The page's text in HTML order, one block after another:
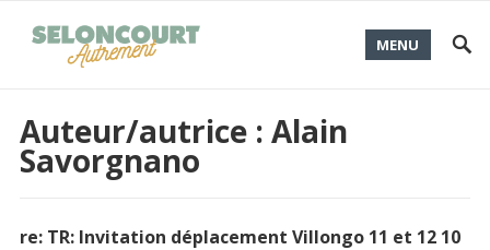
MENU
Auteur/autrice : Alain
Savorgnano
re: TR: Invitation déplacement Villongo 11 et 12 10